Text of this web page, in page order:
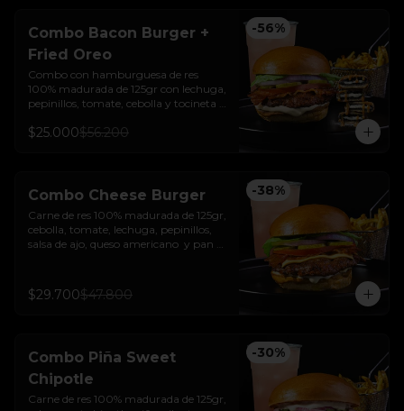
-56%
Combo Bacon Burger +
Fried Oreo
Combo con hamburguesa de res
100% madurada de 125gr con lechuga,
pepinillos, tomate, cebolla y tocineta +
$25.000$56.200
-38%
Combo Cheese Burger
Carne de res 100% madurada de 125gr,
cebolla, tomate, lechuga, pepinillos,
salsa de ajo, queso americano  y pan
$29.700$47.800
-30%
Combo Piña Sweet
Chipotle
Carne de res 100% madurada de 125gr,